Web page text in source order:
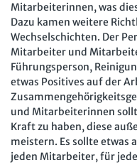
Computer und Arbeit
Gute Arbeit
Betriebsrat und
Arbeitsschutz und
Schwerbehindertenrecht
Mitbestimmung
Beschäftigtendatenschutz
Personalratswissen online
Schwerbehindertenrecht
Arbeitszeit online
KI-Praxis Arbeitsrecht
JAV-Praxis online
Newsletter
Bund SHOP
Abo
mein Bund-Online
Presse Interne
Mitarbeiterinnen, was
Dazu kamen weitere
Wechselschichten. Der
Mitarbeiter und
Führungsperson,
etwas Positives auf der
und Mitarbeiterinnen
Kraft zu haben, diese
meistern. Es sollte etwas
jeden Mitarbeiter, für